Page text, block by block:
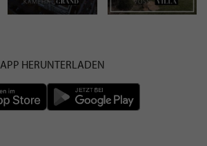
APP HERUNTERLADEN